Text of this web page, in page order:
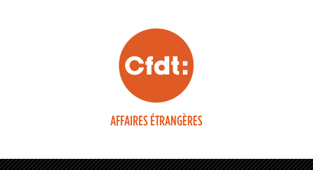
AFFAIRES ÉTRANGÈRES